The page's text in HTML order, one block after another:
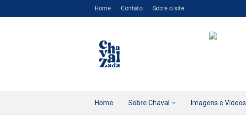
Home Contato Sobre o site
Home Sobre Chaval Imagens e Vídeos